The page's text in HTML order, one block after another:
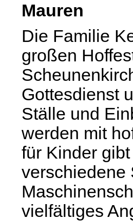
Mauren
Die Familie
großen
Gottesdienst
Ställe und
werden mit
für Kinder
verschiedene
vielfältiges